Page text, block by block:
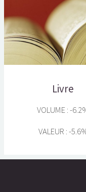
Livre
VOLUME :-
VALEUR :-